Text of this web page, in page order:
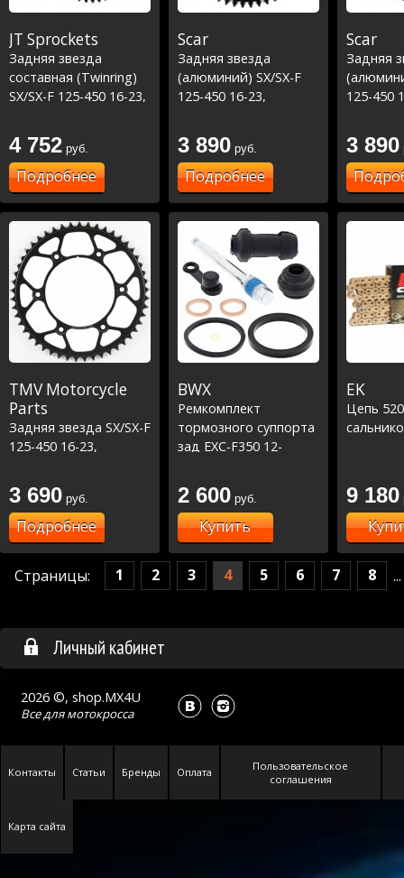
JT Sprockets
Задняя звезда
составная (Twinring)
SX/SX-F 125-450 16-23,
23 ,
MC/MCF/EC/ECF/EX
125-450 21-23 Серый
4 752 руб.
Подробнее
Scar
Задняя звезда
(алюминий) SX/SX-F
125-450 16-23,
23 ,
MC/MCF/EC/ECF/EX
125-450 21-23 черная
3 890 руб.
Подробнее
Scar
Задняя
125-450
23 ,
MC/MCF/
125-450
3 890
TMV Motorcycle
Parts
Задняя звезда SX/SX-F
125-450 16-23,
23 ,
MC/MCF/EC/ECF/EX
125-450 21-23
3 690 руб.
Подробнее
BWX
Ремкомплект
тормозного суппорта
зад EXC-F350 12-
22,SXF450 07-22 (18-
3048)
2 600 руб.
Купить
EK
Цепь
9 180
Страницы: 1 2 3 4 5 6 7 8 ...
Личный кабинет
2026 ©, shop.MX4U
Все длямотокросса
Контакты Статьи Бренды Оплата
Пользовательское
соглашения
Карта сайта